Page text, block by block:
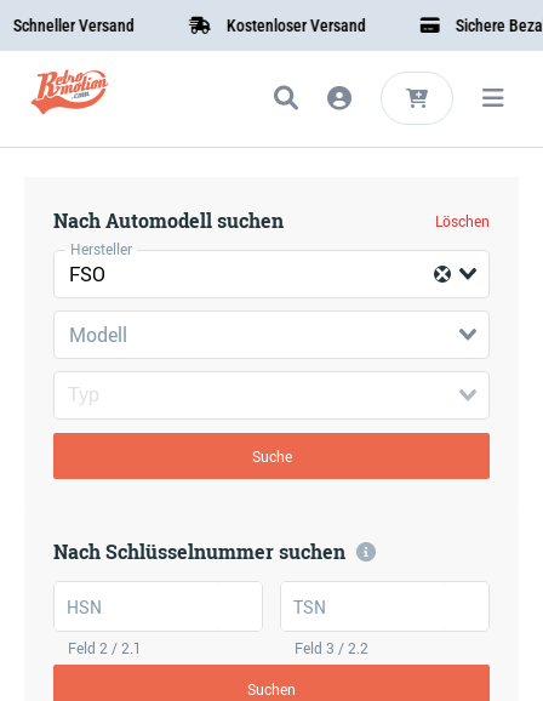
Versand Kostenloser Versand Sichere
Nach Automodell suchen
Löschen
Hersteller
FSO
Modell
Suche
Nach Schlüsselnummer suchen
HSN
Feld 2 / 2.1
TSN
Feld 3 / 2.2
Suchen